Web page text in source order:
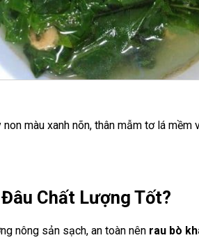
màu xanh nõn, thân mẫm tơ lá
Chất Lượng Tốt?
nông sản sạch, an toàn nên rau bò